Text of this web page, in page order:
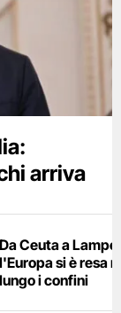
arriva
Da Ceuta a
l'Europa si è resa
lungo i confini